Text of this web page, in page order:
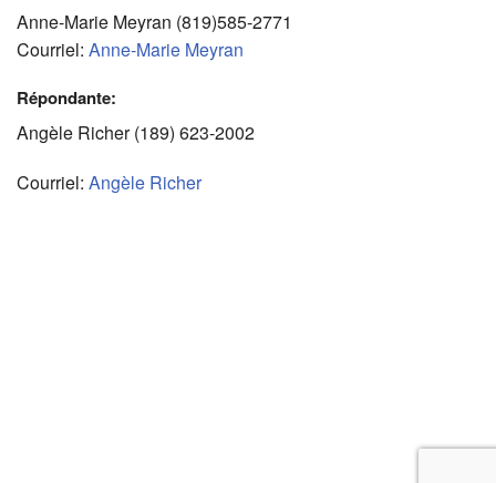
Anne-Marie Meyran (819)585-2771
Courriel: Anne-Marie Meyran
Répondante:
Angèle Richer (189) 623-2002
Courriel: Angèle Richer